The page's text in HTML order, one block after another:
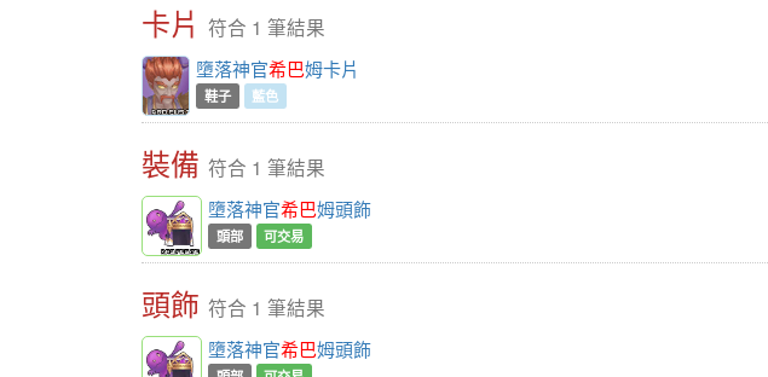
卡片 符合 1 筆結果
墮落神官希巴姆卡片
鞋子 藍色
裝備 符合 1 筆結果
墮落神官希巴姆頭飾
頭部 可交易
頭飾 符合 1 筆結果
墮落神官希巴姆頭飾